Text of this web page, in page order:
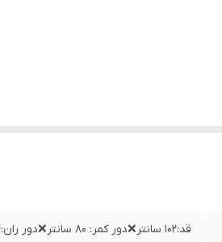
قد:۱۰۲ سانتر❌دور کمر: ۸۰ سانتر❌دور ران:۵۴ سانتر